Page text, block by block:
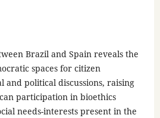
Brazil and Spain reveals the
spaces for citizen
and political discussions, raising
participation in bioethics
needs-interests present in the